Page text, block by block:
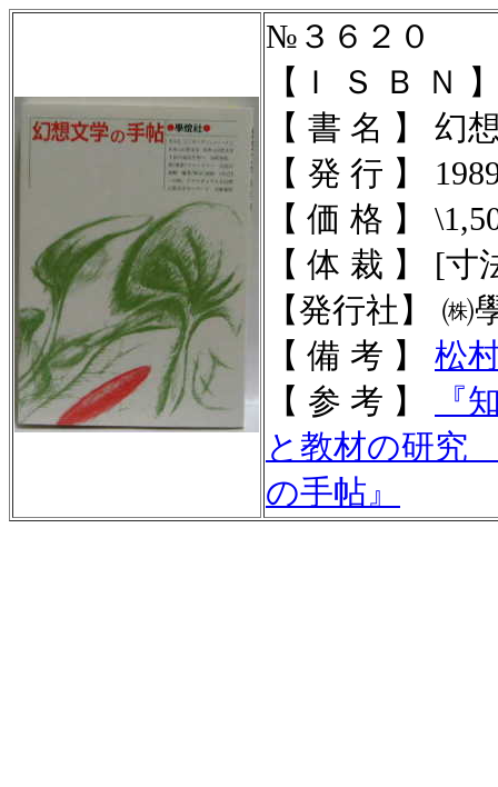
№３６２０
【Ｉ Ｓ Ｂ Ｎ
【 書 名 】 幻
【 発 行 】
【 価 格 】
【 体 裁 】 [寸
【発行社】 ㈱
【 備 考 】 松
【 参 考 】
『
と教材の研究
の手帖 』